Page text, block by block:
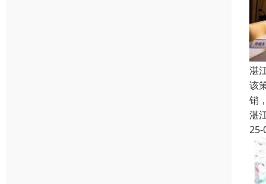
湛
该
销
湛
25-